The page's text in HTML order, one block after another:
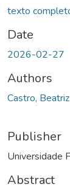
texto
Date
2026-02-27
Authors
Castro,
Publisher
Universidade
Abstract